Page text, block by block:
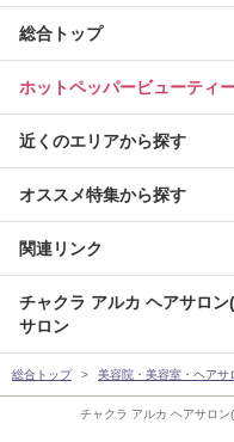
チャクラ アルカ ヘアサロ
総合トップ
ホットペッパービューティ
近くのエリアから探す
オススメ特集から探す
関連リンク
チャクラ アルカ ヘアサロ
サロン
総合トップ 美容院・美容室・ヘアサ